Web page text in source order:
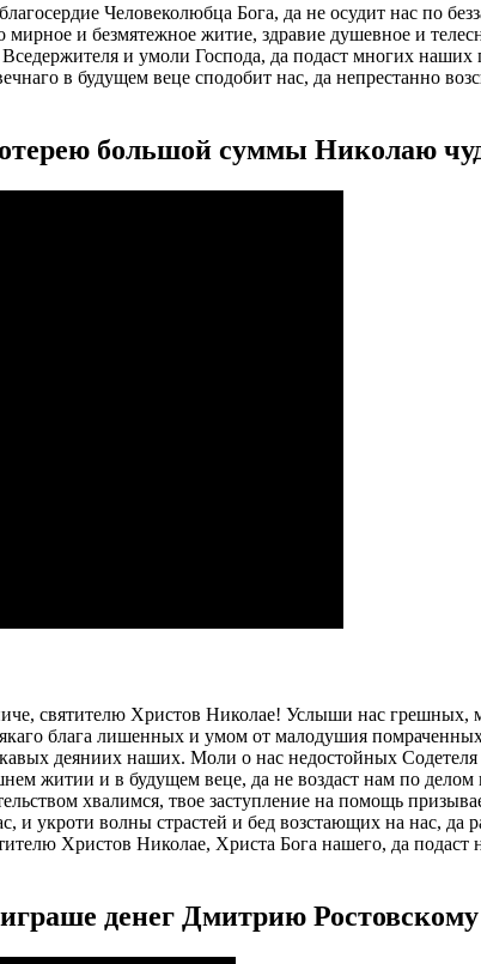
Человеколюбца Бога, да не осудит нас по
и безмятежное житие, здравие душевное и
и умоли Господа, да подаст многих
в будущем веце сподобит нас, да непрестанно
большой суммы Николаю
святителю Христов Николае! Услыши нас грешных,
блага лишенных и умом от малодушия
деяниих наших. Моли о нас недостойных
житии и в будущем веце, да не воздаст нам по
хвалимся, твое заступление на помощь
и укроти волны страстей и бед возстающих на нас,
Христов Николае, Христа Бога нашего, да
денег Дмитрию Ростовскому